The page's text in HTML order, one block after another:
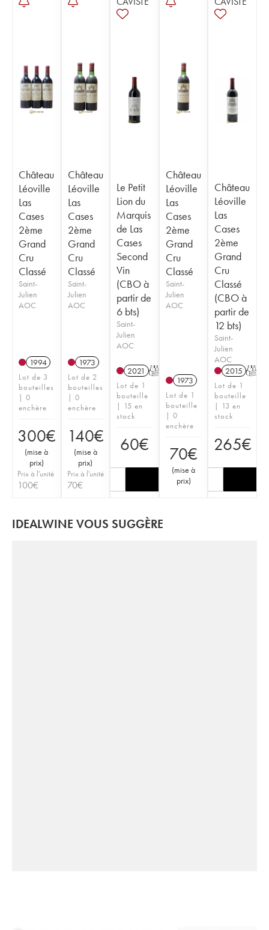
Château
Léoville
Las
Cases
2ème
Grand
Cru
Classé
Saint-
Julien
AOC
1994
Lot de 3
bouteilles
| 0
enchère
300€
(mise à
prix)
Prix à l'unité
100€
Château
Léoville
Las
Cases
2ème
Grand
Cru
Classé
Saint-
Julien
AOC
1973
Lot de 2
bouteilles
| 0
enchère
140€
(mise à
prix)
Prix à l'unité
70€
Le Petit
Lion du
Marquis
de Las
Cases
Second
Vin
(CBO à
partir de
6 bts)
Saint-
Julien
AOC
2021 T
Lot de 1
bouteille
| 15 en
stock
60€
Château
Léoville
Las
Cases
2ème
Grand
Cru
Classé
Saint-
Julien
AOC
1973
Lot de 1
bouteille
| 0
enchère
70€
(mise à
prix)
Château
Léoville
Las
Cases
2ème
Grand
Cru
Classé
(CBO à
partir de
12 bts)
Saint-
Julien
AOC
2015 T
Lot de 1
bouteille
| 13 en
stock
265€
IDEALWINE VOUS SUGGÈRE